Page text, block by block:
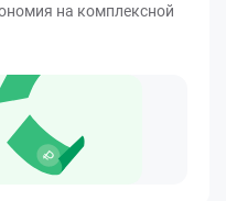
на комплексной